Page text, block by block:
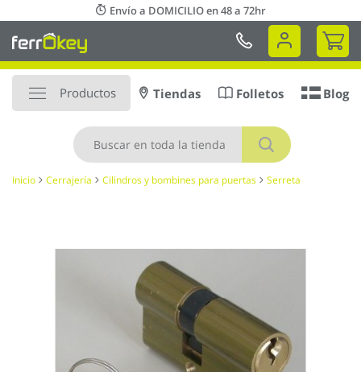
al
contenido
Envío a DOMICILIO en 48 a 72hr
Mi
Productos
Buscar
Tiendas Folletos Blog
Inicio Cerrajería Cilindros y bombines para puertas Serreta